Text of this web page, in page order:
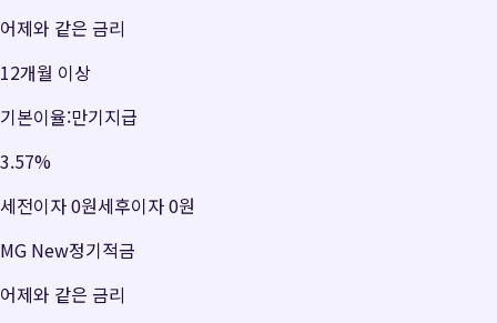
어제와 같은 금리
12개월 이상
기본이율:만기지급
3.57%
세전이자0원세후이자0원
MG New정기적금
어제와 같은 금리